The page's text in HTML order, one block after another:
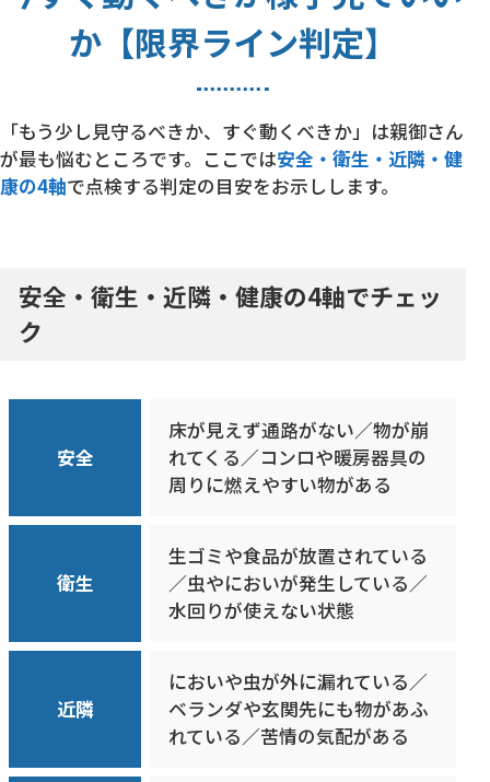
か【限界ライン判定】
「もう少し見守るべきか、すぐ動くべきか」は親御さん
が最も悩むところです。ここでは安全・衛生・近隣・健
康の4軸で点検する判定の目安をお示しします。
安全・衛生・近隣・健康の4軸でチェッ
ク
安全
床が見えず通路がない／物が崩
れてくる／コンロや暖房器具の
周りに燃えやすい物がある
衛生
生ゴミや食品が放置されている
／虫やにおいが発生している／
水回りが使えない状態
近隣
においや虫が外に漏れている／
ベランダや玄関先にも物があふ
れている／苦情の気配がある